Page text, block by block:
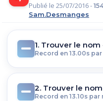
Publié le 25/07/2016 -
Sam.Desmanges
1. Trouver le
Record en 13.00s
2. Trouver le
Record en 13.10s